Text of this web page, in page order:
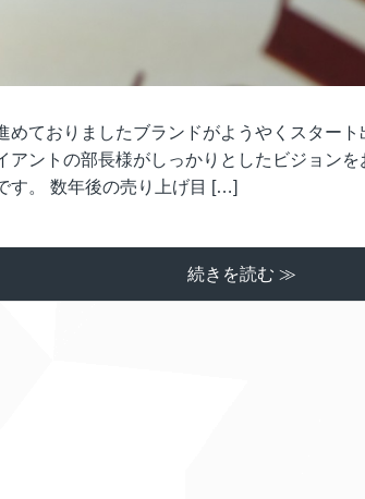
めておりましたブランドがようやくスター
アントの部長様がしっかりとしたビジョン
す。 数年後の売り上げ目 […]
続きを読む ≫